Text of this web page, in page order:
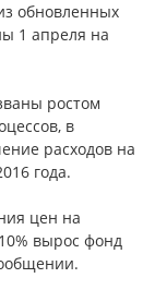
обновленных
1 апреля на
ростом
в
расходов на
года.
цен на
вырос фонд